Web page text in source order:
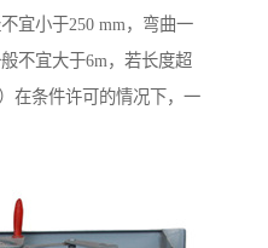
宜小于250 mm，弯曲一
不宜大于6m，若长度超
在条件许可的情况下，一